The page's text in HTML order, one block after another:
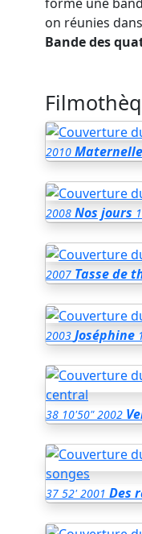
on réunies
Bande des
2010 Maternelle
2008 Nos jours
2007 Tasse de
2003 Joséphine
38 10'50" 2002
37 52' 2001 Des